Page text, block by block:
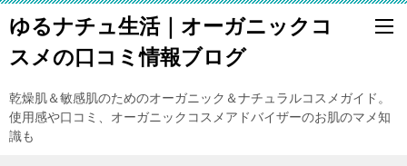
ゆるナチュ生活｜オーガニックコ
スメの口コミ情報ブログ
乾燥肌＆敏感肌のためのオーガニック＆ナチュラルコスメガイド。
使用感や口コミ、オーガニックコスメアドバイザーのお肌のマメ知
識も